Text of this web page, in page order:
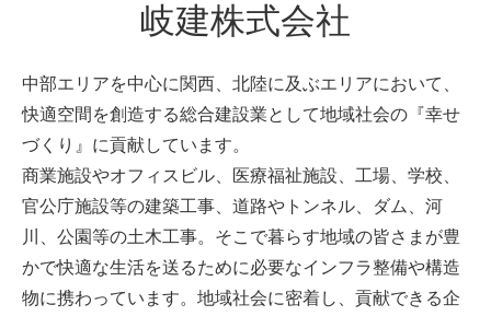
岐建株式会社
中部エリアを中心に関西、北陸に及ぶエリアにおいて、
快適空間を創造する総合建設業として地域社会の『幸せ
づくり』に貢献しています。
商業施設やオフィスビル、医療福祉施設、工場、学校、
官公庁施設等の建築工事、道路やトンネル、ダム、河
川、公園等の土木工事。そこで暮らす地域の皆さまが豊
かで快適な生活を送るために必要なインフラ整備や構造
物に携わっています。地域社会に密着し、貢献できる企